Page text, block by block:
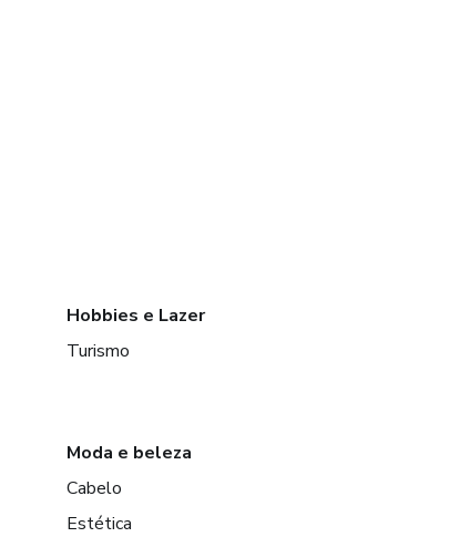
Hobbies e Lazer
Turismo
Moda e beleza
Cabelo
Estética